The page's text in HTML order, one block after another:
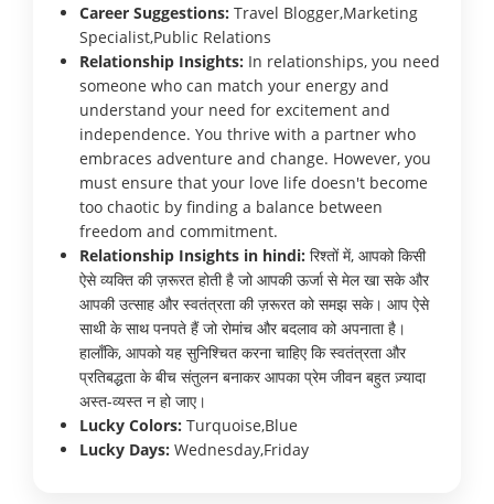
Career Suggestions: Travel Blogger,Marketing
Specialist,Public Relations
Relationship Insights: In relationships, you need
someone who can match your energy and
understand your need for excitement and
independence. You thrive with a partner who
embraces adventure and change. However, you
must ensure that your love life doesn't become
too chaotic by finding a balance between
freedom and commitment.
Relationship Insights in hindi: रिश्तों में, आपको किसी
ऐसे व्यक्ति की ज़रूरत होती है जो आपकी ऊर्जा से मेल खा सके और
आपकी उत्साह और स्वतंत्रता की ज़रूरत को समझ सके। आप ऐसे
साथी के साथ पनपते हैं जो रोमांच और बदलाव को अपनाता है।
हालाँकि, आपको यह सुनिश्चित करना चाहिए कि स्वतंत्रता और
प्रतिबद्धता के बीच संतुलन बनाकर आपका प्रेम जीवन बहुत ज़्यादा
अस्त-व्यस्त न हो जाए।
Lucky Colors: Turquoise,Blue
Lucky Days: Wednesday,Friday